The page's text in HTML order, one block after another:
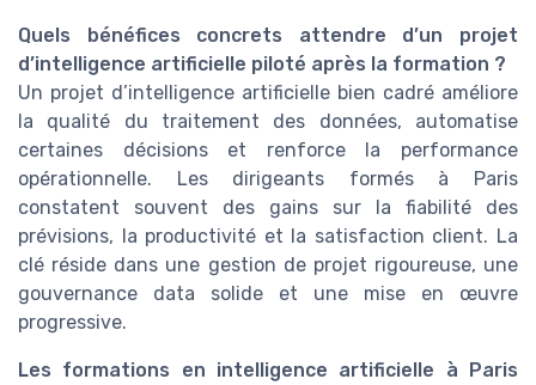
Quels bénéfices concrets attendre d’un projet
d’intelligence artificielle piloté après la formation ?
Un projet d’intelligence artificielle bien cadré améliore
la qualité du traitement des données, automatise
certaines décisions et renforce la performance
opérationnelle. Les dirigeants formés à Paris
constatent souvent des gains sur la fiabilité des
prévisions, la productivité et la satisfaction client. La
clé réside dans une gestion de projet rigoureuse, une
gouvernance data solide et une mise en œuvre
progressive.
Les formations en intelligence artificielle à Paris